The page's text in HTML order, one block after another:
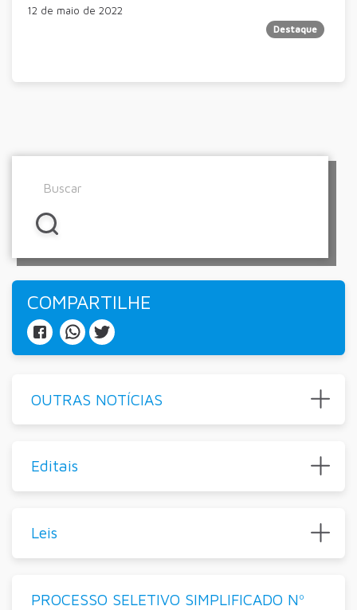
12 de maio de 2022
Destaque
COMPARTILHE
OUTRAS NOTÍCIAS
Editais
Leis
PROCESSO SELETIVO SIMPLIFICADO Nº